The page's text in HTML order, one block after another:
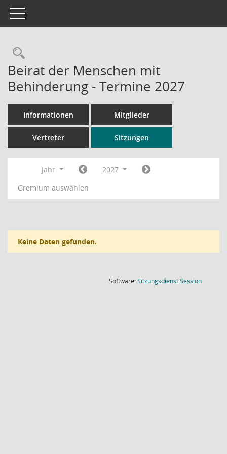
Toggle navigation
Rechercheauswahl
Beirat der Menschen mit
Behinderung - Termine 2027
Informationen Mitglieder
Vertreter Sitzungen
Jahr
2027
Gremium auswählen
Keine Daten gefunden.
Software:SitzungsdienstSession(Wird in